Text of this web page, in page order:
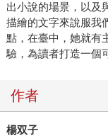
出小說的場景，以及
描繪的文字來說服我
點，在臺中，她就有
驗，為讀者打造一個
作者
楊双子